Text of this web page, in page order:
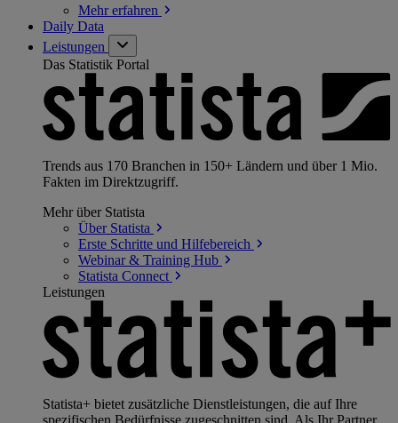
Mehrerfahren
Daily Data
Leistungen
Das Statistik Portal
Trends aus 170 Branchen in 150+ Ländern und über 1 Mio.
Fakten im Direktzugriff.
Mehr über Statista
Über Statista
Erste Schritte und Hilfebereich
Webinar & Training Hub
Statista Connect
Leistungen
Statista+ bietet zusätzliche Dienstleistungen, die auf Ihre
spezifischen Bedürfnisse zugeschnitten sind. Als Ihr Partner